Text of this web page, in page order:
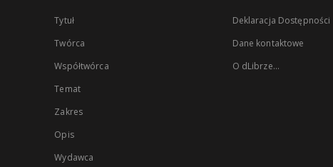
Tytuł
Twórca
Współtwórca
Temat
Zakres
Opis
Wydawca
Deklaracja Dostępności
Dane kontaktowe
O dLibrze...